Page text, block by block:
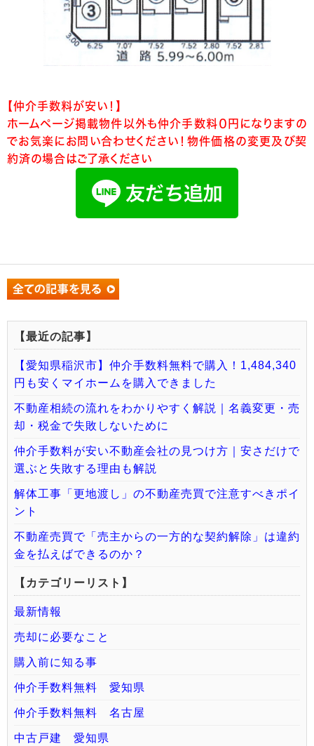
【仲介手数料が安い！】
ホームページ掲載物件以外も仲介手数料０円になりますの
でお気楽にお問い合わせください！物件価格の変更及び契
約済の場合はご了承ください
【最近の記事】
【愛知県稲沢市】仲介手数料無料で購入！1,484,340
円も安くマイホームを購入できました
不動産相続の流れをわかりやすく解説｜名義変更・売
却・税金で失敗しないために
仲介手数料が安い不動産会社の見つけ方｜安さだけで
選ぶと失敗する理由も解説
解体工事「更地渡し」の不動産売買で注意すべきポイ
ント
不動産売買で「売主からの一方的な契約解除」は違約
金を払えばできるのか？
【カテゴリーリスト】
最新情報
売却に必要なこと
購入前に知る事
仲介手数料無料 愛知県
仲介手数料無料 名古屋
中古戸建 愛知県